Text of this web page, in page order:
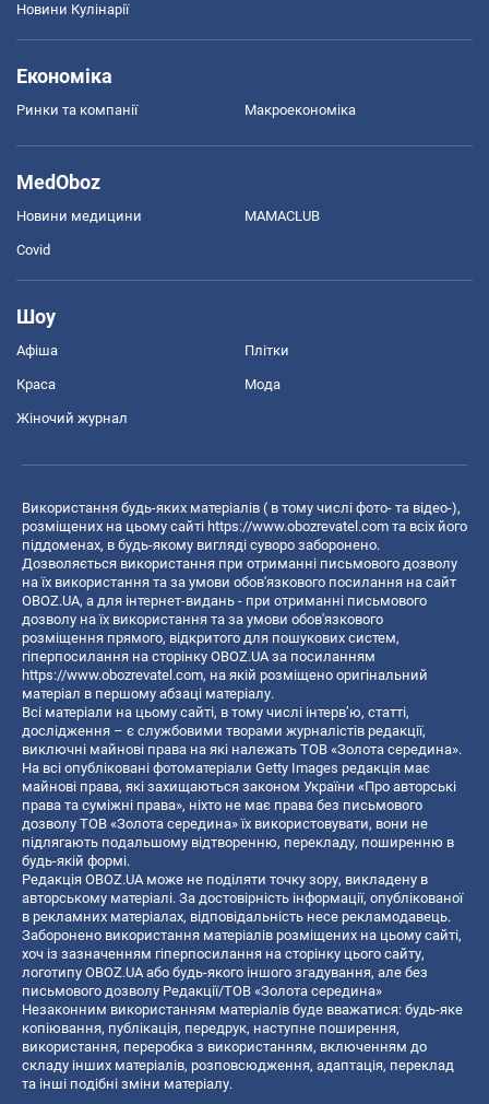
Новини Кулінарії
Економіка
Ринки та компанії Макроекономіка
MedOboz
Новини медицини MAMACLUB
Covid
Шоу
Афіша Плітки
Краса Мода
Жіночий журнал
Використання будь-яких матеріалів ( в тому числі фото- та відео-),
розміщених на цьому сайті https://www.obozrevatel.com та всіх його
піддоменах, в будь-якому вигляді суворо заборонено.
Дозволяється використання при отриманні письмового дозволу
на їх використання та за умови обов'язкового посилання на сайт
OBOZ.UA, а для інтернет-видань - при отриманні письмового
дозволу на їх використання та за умови обов'язкового
розміщення прямого, відкритого для пошукових систем,
гіперпосилання на сторінку OBOZ.UA за посиланням
https://www.obozrevatel.com, на якій розміщено оригінальний
матеріал в першому абзаці матеріалу.
Всі матеріали на цьому сайті, в тому числі інтерв’ю, статті,
дослідження – є службовими творами журналістів редакції,
виключні майнові права на які належать ТОВ «Золота середина».
На всі опубліковані фотоматеріали Getty Images редакція має
майнові права, які захищаються законом України «Про авторські
права та суміжні права», ніхто не має права без письмового
дозволу ТОВ «Золота середина» їх використовувати, вони не
підлягають подальшому відтворенню, перекладу, поширенню в
будь-якій формі.
Редакція OBOZ.UA може не поділяти точку зору, викладену в
авторському матеріалі. За достовірність інформації, опублікованої
в рекламних матеріалах, відповідальність несе рекламодавець.
Заборонено використання матеріалів розміщених на цьому сайті,
хоч із зазначенням гіперпосилання на сторінку цього сайту,
логотипу OBOZ.UA або будь-якого іншого згадування, але без
письмового дозволу Редакції/ТОВ «Золота середина»
Незаконним використанням матеріалів буде вважатися: будь-яке
копiювання, публiкацiя, передрук, наступне поширення,
використання, переробка з використанням, включенням до
складу інших матеріалів, розповсюдження, адаптація, переклад
та інші подібні зміни матеріалу.